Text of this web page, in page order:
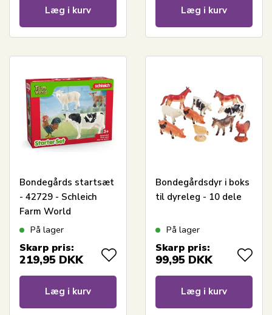
Læg i kurv Læg i kurv
Bondegårds startsæt
- 42729 - Schleich
Farm World
På lager
Skarp pris:
219,95 DKK
Læg i kurv
Bondegårdsdyr i boks
til dyreleg - 10 dele
På lager
Skarp pris:
99,95 DKK
Læg i kurv